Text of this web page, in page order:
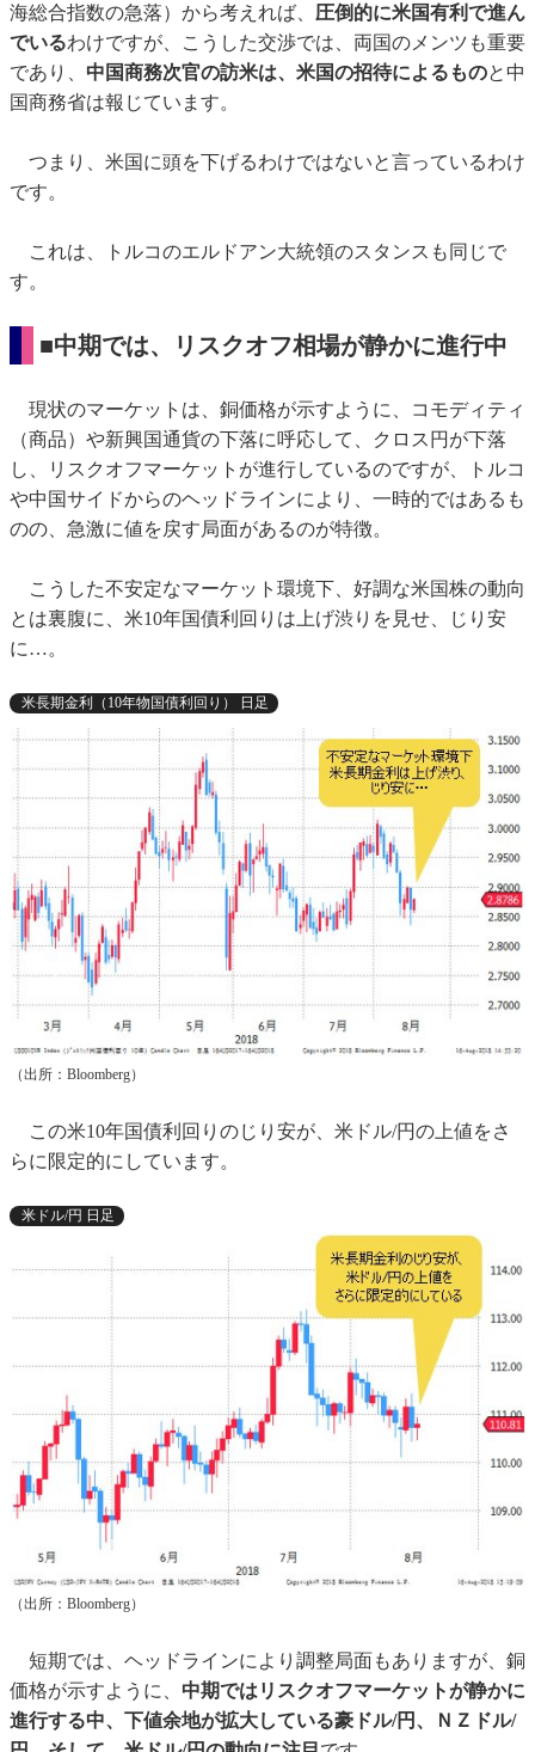
海総合指数の急落）から考えれば、 圧倒的に米国有利で進ん
でいるわけですが、こうした交渉では、両国のメンツも重要
であり、 中国商務次官の訪米は、米国の招待によるものと中
国商務省は報じています。
つまり、米国に頭を下げるわけではないと言っているわけ
です。
これは、トルコのエルドアン大統領のスタンスも同じで
す。
■中期では、リスクオフ相場が静かに進行中
現状のマーケットは、銅価格が示すように、コモディティ
（商品）や新興国通貨の下落に呼応して、クロス円が下落
し、リスクオフマーケットが進行しているのですが、トルコ
や中国サイドからのヘッドラインにより、一時的ではあるも
のの、急激に値を戻す局面があるのが特徴。
こうした不安定なマーケット環境下、好調な米国株の動向
とは裏腹に、米10年国債利回りは上げ渋りを見せ、じり安
に…。
米長期金利（10年物国債利回り） 日足
（出所：Bloomberg）
この米10年国債利回りのじり安が、米ドル/円の上値をさ
らに限定的にしています。
米ドル/円 日足
（出所：Bloomberg）
短期では、ヘッドラインにより調整局面もありますが、銅
価格が示すように、 中期ではリスクオフマーケットが静かに
進行する中、下値余地が拡大している豪ドル/円、ＮＺドル/